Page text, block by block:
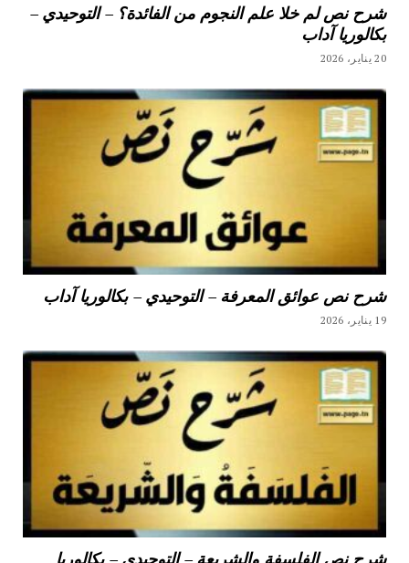
شرح نص لم خلا علم النجوم من الفائدة؟ – التوحيدي –
بكالوريا آداب
20 يناير، 2026
شرح نص عوائق المعرفة – التوحيدي – بكالوريا آداب
19 يناير، 2026
شرح نص الفلسفة والشريعة – التوحيدي – بكالوريا